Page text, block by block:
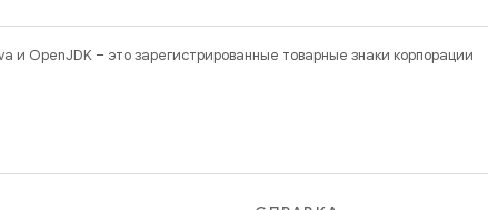
и OpenJDK – это зарегистрированные товарные знаки корпорации